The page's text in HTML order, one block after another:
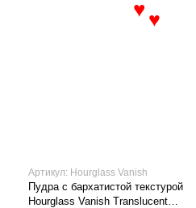
Артикул: Hourglass Vanish
Пудра с бархатистой текстурой
Hourglass Vanish Translucent
♥
♥